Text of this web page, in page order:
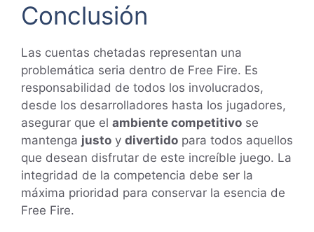
Conclusión
Las cuentas chetadas representan una
problemática seria dentro de Free Fire. Es
responsabilidad de todos los involucrados,
desde los desarrolladores hasta los jugadores,
asegurar que el ambiente competitivo se
mantenga justo y divertido para todos aquellos
que desean disfrutar de este increíble juego. La
integridad de la competencia debe ser la
máxima prioridad para conservar la esencia de
Free Fire.